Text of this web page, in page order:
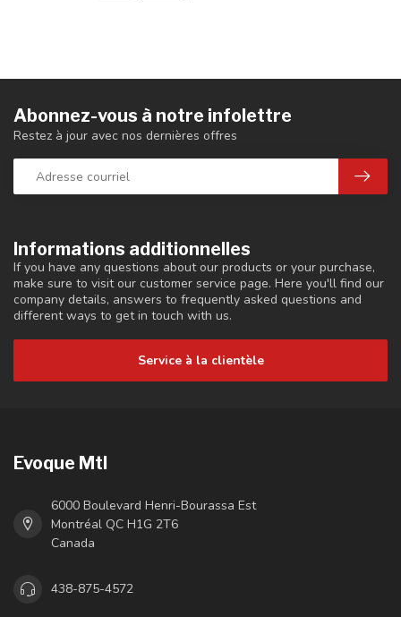
Informations additionnelles
If you have any questions about our products or your purchase,
make sure to visit our customer service page. Here you'll find our
company details, answers to frequently asked questions and
different ways to get in touch with us.
Service à la clientèle
Abonnez-vous à notre infolettre
Restez à jour avec nos dernières offres
Evoque Mtl
6000 Boulevard Henri-Bourassa Est
Montréal QC H1G 2T6
Canada
438-875-4572